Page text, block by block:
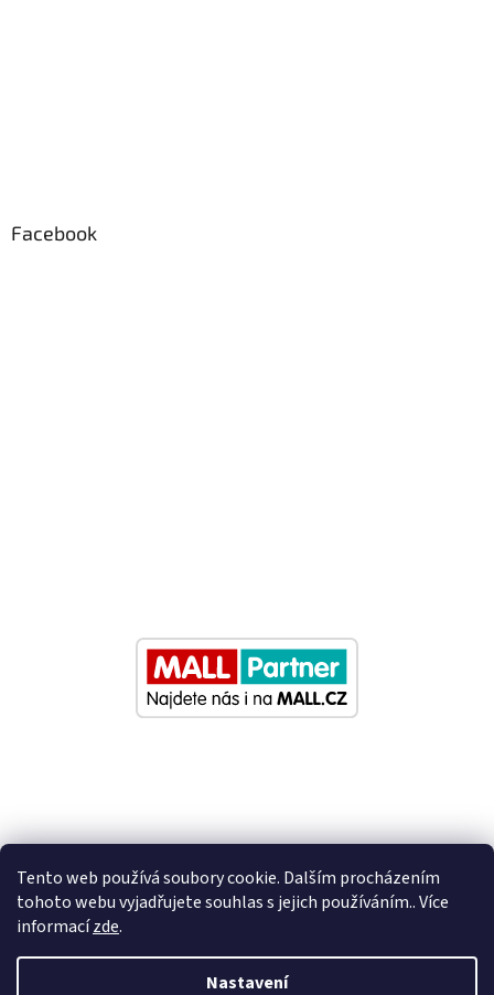
Tento web používá soubory cookie. Dalším procházením
tohoto webu vyjadřujete souhlas s jejich používáním.. Více
informacízde.
Nastavení
Facebook